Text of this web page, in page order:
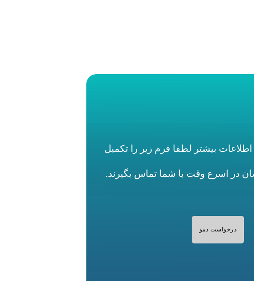
بیشتر لطفا فرم زیر را تکمیل
در اسرع وقت با شما تماس بگیرند.
درخواست دمو